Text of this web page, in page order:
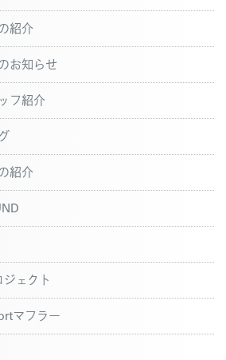
紹介
お知らせ
フ紹介
紹介
ェクト
マフラー